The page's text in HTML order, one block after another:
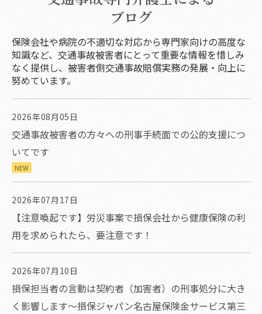
ブログ
保険会社や病院の不適切な対応から専門家向けの高度な
知識など、交通事故被害者にとって重要な情報を惜しみ
なく提供し、被害者側交通事故賠償実務の発展・向上に
努めています。
2026年08月05日
交通事故被害者の方々への刑事手続面での公的支援につ
いてです
NEW
2026年07月17日
【注意喚起です】労災事案で損保会社から健康保険の利
用を求められたら、要注意です！
2026年07月10日
損保担当者の言動は契約者（加害者）の刑事処分に大き
く影響します～損保ジャパン名古屋保険金サービス第三